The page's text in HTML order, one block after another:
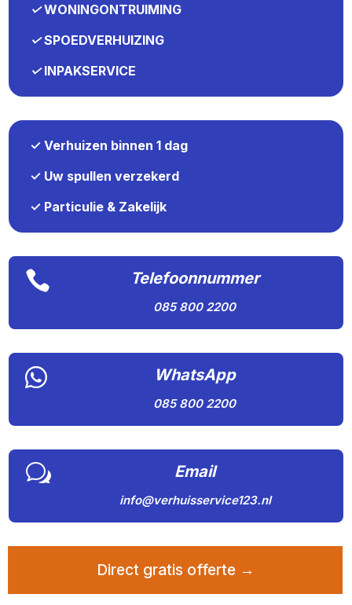
✓WONINGONTRUIMING
✓SPOEDVERHUIZING
✓INPAKSERVICE
✓ Verhuizen binnen 1 dag
✓ Uw spullen verzekerd
✓ Particulie & Zakelijk
 Telefoonnummer
085 800 2200
 WhatsApp
085 800 2200
w Email
info@verhuisservice123.nl
Direct gratis offerte →